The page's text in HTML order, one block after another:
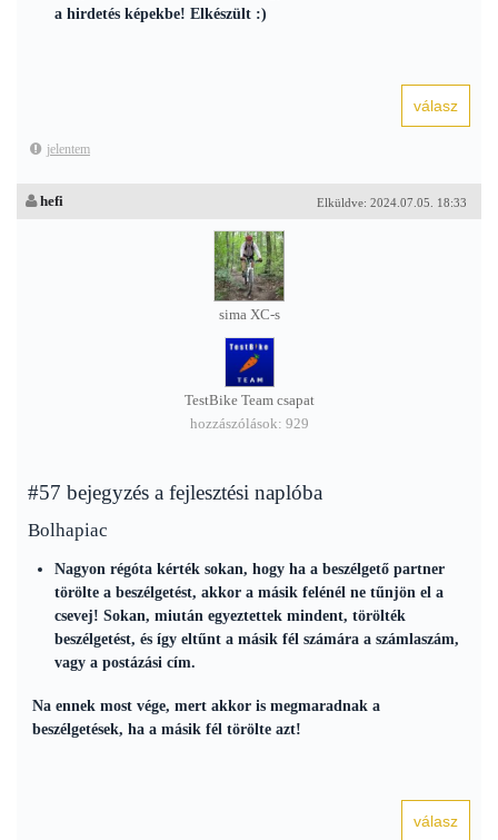
a hirdetés képekbe! Elkészült :)
jelentem
Elküldve: 2024.07.05. 18:33
hefi
sima XC-s
TestBike Team csapat
hozzászólások: 929
#57 bejegyzés a fejlesztési naplóba
Bolhapiac
Nagyon régóta kérték sokan, hogy ha a beszélgető partner
törölte a beszélgetést, akkor a másik felénél ne tűnjön el a
csevej! Sokan, miután egyeztettek mindent, törölték
beszélgetést, és így eltűnt a másik fél számára a számlaszám,
vagy a postázási cím.
Na ennek most vége, mert akkor is megmaradnak a
beszélgetések, ha a másik fél törölte azt!